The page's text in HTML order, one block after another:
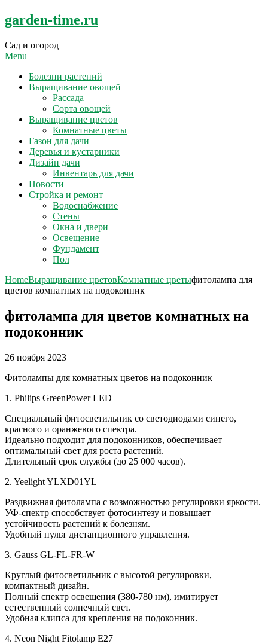
Skip
to
garden-time.ru
Сад и огород
Menu
Болезни растений
Выращивание овощей
Рассада
Сорта овощей
Выращивание цветов
Комнатные цветы
Газон для дачи
Деревья и кустарники
Дизайн дачи
Инвентарь для дачи
Новости
Стройка и ремонт
Водоснабжение
Стены
Окна и двери
Освещение
Фундамент
Пол
HomeВыращивание цветовКомнатные цветыфитолампа для
цветов комнатных на подоконник
фитолампа для цветов комнатных на
подоконник
26 ноября 2023
Фитолампы для комнатных цветов на подоконник
1. Philips GreenPower LED
Специальный фитосветильник со светодиодами синего,
красного и оранжевого спектра.
Идеально подходит для подоконников, обеспечивает
оптимальный свет для роста растений.
Длительный срок службы (до 25 000 часов).
2. Yeelight YLXD01YL
Раздвижная фитолампа с возможностью регулировки яркости.
УФ-спектр способствует фотосинтезу и повышает
устойчивость растений к болезням.
Удобный пульт дистанционного управления.
3. Gauss GL-FL-FR-W
Круглый фитосветильник с высотой регулировки,
компактный дизайн.
Полный спектр освещения (380-780 нм), имитирует
естественный солнечный свет.
Удобная клипса для крепления на подоконник.
4. Neon Night Fitolamp E27